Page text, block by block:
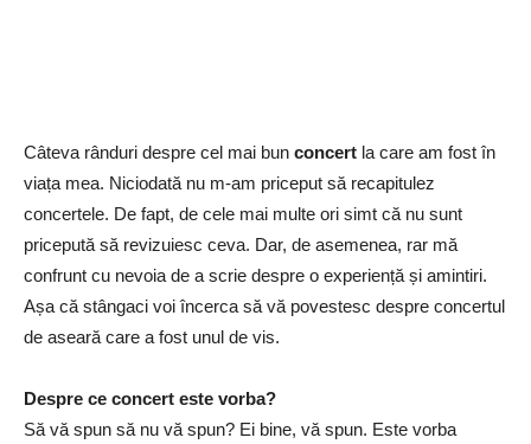
Câteva rânduri despre cel mai bun concert la care am fost în
viața mea. Niciodată nu m-am priceput să recapitulez
concertele. De fapt, de cele mai multe ori simt că nu sunt
pricepută să revizuiesc ceva. Dar, de asemenea, rar mă
confrunt cu nevoia de a scrie despre o experiență și amintiri.
Așa că stângaci voi încerca să vă povestesc despre concertul
de aseară care a fost unul de vis.
Despre ce concert este vorba?
Să vă spun să nu vă spun? Ei bine, vă spun. Este vorba